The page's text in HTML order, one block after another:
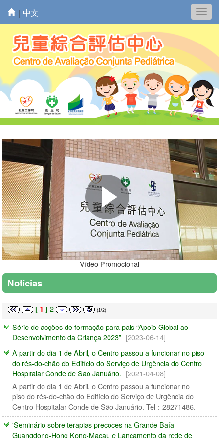
｜ 中文
Vídeo Promocional
Notícias
[ 1 ] 2 (1/2)
Série de acções de formação para pais “Apoio Global ao
Desenvolvimento da Criança 2023” [2023-06-14]
A partir do dia 1 de Abril, o Centro passou a funcionar no piso
do rés-do-chão do Edifício do Serviço de Urgência do Centro
Hospitalar Conde de São Januário. [2021-04-08]
A partir do dia 1 de Abril, o Centro passou a funcionar no
piso do rés-do-chão do Edifício do Serviço de Urgência do
Centro Hospitalar Conde de São Januário. Tel：28271486.
'Seminário sobre terapias precoces na Grande Baía
Guangdong-Hong Kong-Macau e Lançamento da rede de